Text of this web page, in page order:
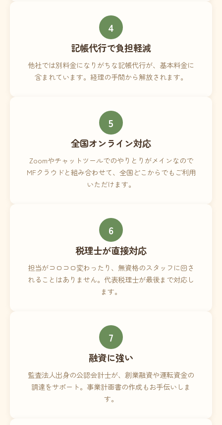
4
記帳代行で負担軽減
他社では別料金になりがちな記帳代行が、基本料金に
含まれています。経理の手間から解放されます。
5
全国オンライン対応
Zoomやチャットツールでのやりとりがメインなので
MFクラウドと組み合わせて、全国どこからでもご利用
いただけます。
6
税理士が直接対応
担当がコロコロ変わったり、無資格のスタッフに回さ
れることはありません。代表税理士が最後まで対応し
ます。
7
融資に強い
監査法人出身の公認会計士が、創業融資や運転資金の
調達をサポート。事業計画書の作成もお手伝いしま
す。